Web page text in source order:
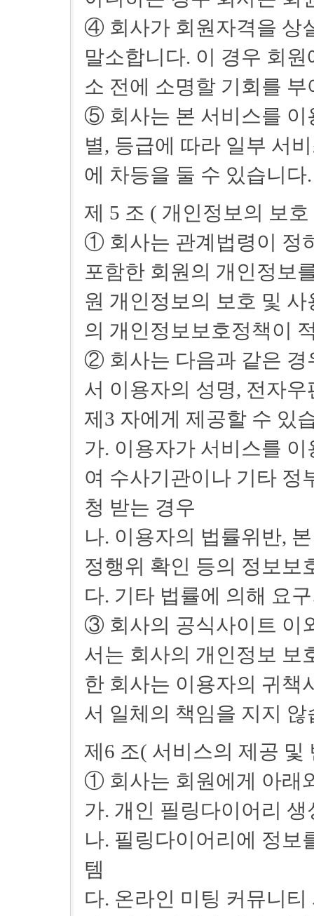
④ 회사가 회원자격을 상
말소합니다. 이 경우 회
소 전에 소명할 기회를 부
⑤ 회사는 본 서비스를 이
별, 등급에 따라 일부 서
에 차등을 둘 수 있습니다.
제 5 조 ( 개인정보의 보
① 회사는 관계법령이 정
포함한 회원의 개인정보
원 개인정보의 보호 및
의 개인정보보호정책이
② 회사는 다음과 같은 경
서 이용자의 성명, 전자
제3 자에게 제공할 수 있
가. 이용자가 서비스를
여 수사기관이나 기타 정
청 받는 경우
나. 이용자의 법률위반,
정행위 확인 등의 정보보
다. 기타 법률에 의해 요
③ 회사의 공식사이트 이
서는 회사의 개인정보 보
한 회사는 이용자의 귀책
서 일체의 책임을 지지 않
제6 조( 서비스의 제공 및
① 회사는 회원에게 아래
가. 개인 필링다이어리
나. 필링다이어리에 정보
템
다. 온라인 미팅 커뮤니티